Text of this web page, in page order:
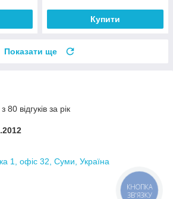
Купити
Показати ще
відгуків за рік
1, офіс 32, Суми, Україна
КНОПКА
ЗВ'ЯЗКУ